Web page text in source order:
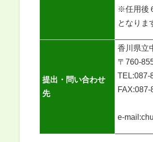
※任用後
となりま
提出・問い合わせ
先
香川県立
〒760-
TEL:087-
FAX:087-
e-